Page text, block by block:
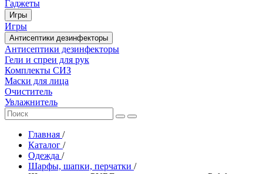
Гаджеты
Игры
Игры
Антисептики дезинфекторы
Антисептики дезинфекторы
Гели и спреи для рук
Комплекты СИЗ
Маски для лица
Очиститель
Увлажнитель
Главная /
Каталог /
Одежда /
Шарфы, шапки, перчатки /